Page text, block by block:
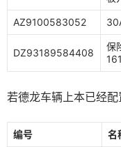
AZ9100583052
DZ93189584408
保
若德龙车辆上本已经配
编号 名